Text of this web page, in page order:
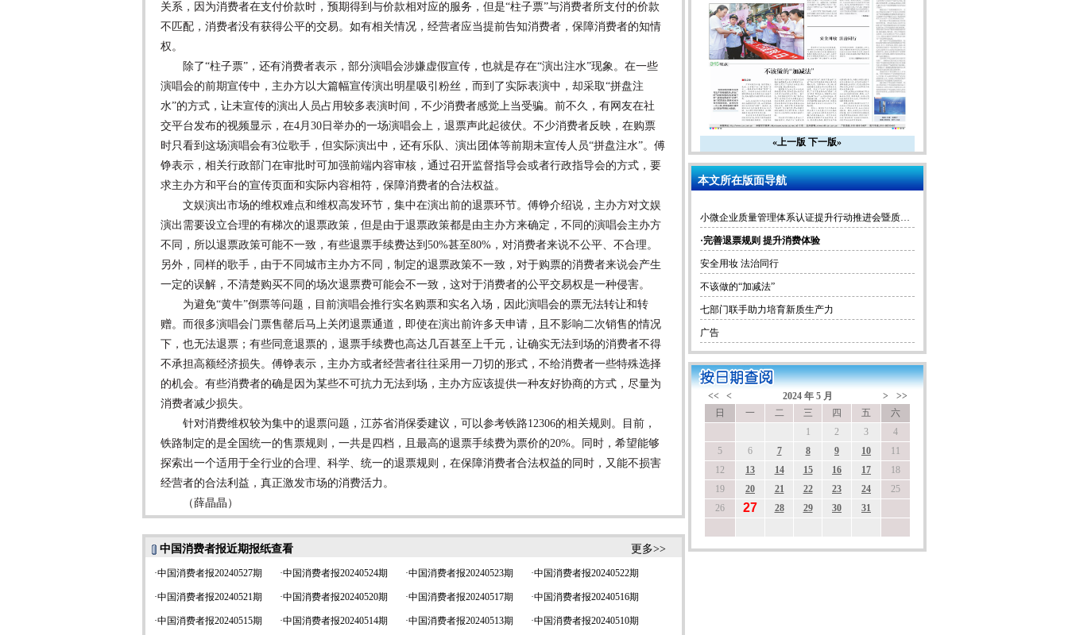
关系，因为消费者在支付价款时，预期得到与价款相对应的服务，但是“柱子票”与消费者所支付的价款
不匹配，消费者没有获得公平的交易。如有相关情况，经营者应当提前告知消费者，保障消费者的知情
权。
除了“柱子票”，还有消费者表示，部分演唱会涉嫌虚假宣传，也就是存在“演出注水”现象。在一些
演唱会的前期宣传中，主办方以大篇幅宣传演出明星吸引粉丝，而到了实际表演中，却采取“拼盘注
水”的方式，让未宣传的演出人员占用较多表演时间，不少消费者感觉上当受骗。前不久，有网友在社
交平台发布的视频显示，在4月30日举办的一场演唱会上，退票声此起彼伏。不少消费者反映，在购票
时只看到这场演唱会有3位歌手，但实际演出中，还有乐队、演出团体等前期未宣传人员“拼盘注水”。傅
铮表示，相关行政部门在审批时可加强前端内容审核，通过召开监督指导会或者行政指导会的方式，要
求主办方和平台的宣传页面和实际内容相符，保障消费者的合法权益。
文娱演出市场的维权难点和维权高发环节，集中在演出前的退票环节。傅铮介绍说，主办方对文娱
演出需要设立合理的有梯次的退票政策，但是由于退票政策都是由主办方来确定，不同的演唱会主办方
不同，所以退票政策可能不一致，有些退票手续费达到50%甚至80%，对消费者来说不公平、不合理。
另外，同样的歌手，由于不同城市主办方不同，制定的退票政策不一致，对于购票的消费者来说会产生
一定的误解，不清楚购买不同的场次退票费可能会不一致，这对于消费者的公平交易权是一种侵害。
为避免“黄牛”倒票等问题，目前演唱会推行实名购票和实名入场，因此演唱会的票无法转让和转
赠。而很多演唱会门票售罄后马上关闭退票通道，即使在演出前许多天申请，且不影响二次销售的情况
下，也无法退票；有些同意退票的，退票手续费也高达几百甚至上千元，让确实无法到场的消费者不得
不承担高额经济损失。傅铮表示，主办方或者经营者往往采用一刀切的形式，不给消费者一些特殊选择
的机会。有些消费者的确是因为某些不可抗力无法到场，主办方应该提供一种友好协商的方式，尽量为
消费者减少损失。
针对消费维权较为集中的退票问题，江苏省消保委建议，可以参考铁路12306的相关规则。目前，
铁路制定的是全国统一的售票规则，一共是四档，且最高的退票手续费为票价的20%。同时，希望能够
探索出一个适用于全行业的合理、科学、统一的退票规则，在保障消费者合法权益的同时，又能不损害
经营者的合法利益，真正激发市场的消费活力。
（薛晶晶）
更多>>
中国消费者报近期报纸查看
·中国消费者报20240527期 ·中国消费者报20240524期 ·中国消费者报20240523期 ·中国消费者报20240522期
·中国消费者报20240521期 ·中国消费者报20240520期 ·中国消费者报20240517期 ·中国消费者报20240516期
·中国消费者报20240515期 ·中国消费者报20240514期 ·中国消费者报20240513期 ·中国消费者报20240510期
«上一版 下一版»
本文所在版面导航
小微企业质量管理体系认证提升行动推进会暨质量认证服务高质量发展促进共同富裕现场会在浙江湖州召开
·完善退票规则 提升消费体验
安全用妆 法治同行
不该做的“加减法”
七部门联手助力培育新质生产力
广告